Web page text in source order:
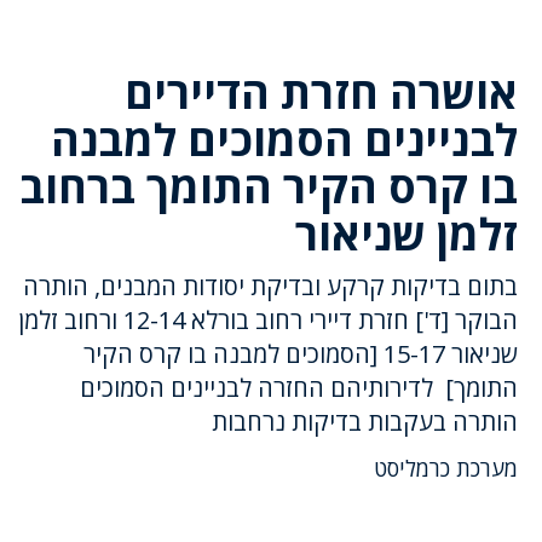
אושרה חזרת הדיירים
לבניינים הסמוכים למבנה
בו קרס הקיר התומך ברחוב
זלמן שניאור
בתום בדיקות קרקע ובדיקת יסודות המבנים, הותרה
הבוקר [ד'] חזרת דיירי רחוב בורלא 12-14 ורחוב זלמן
שניאור 15-17 [הסמוכים למבנה בו קרס הקיר
התומך] לדירותיהם החזרה לבניינים הסמוכים
הותרה בעקבות בדיקות נרחבות
מערכת כרמליסט